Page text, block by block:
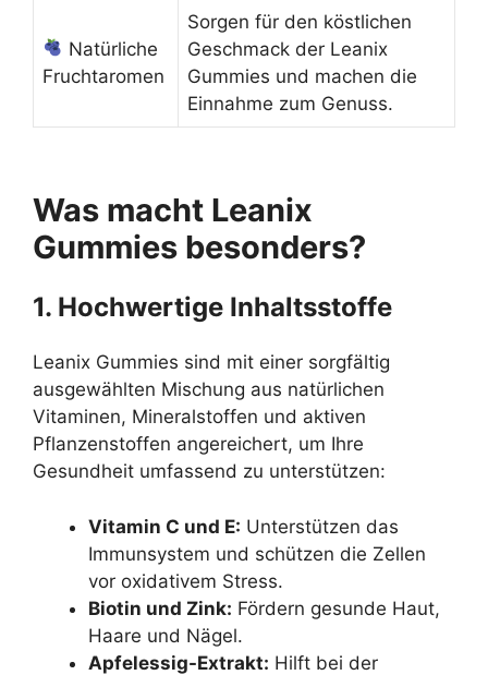
Natürliche
Fruchtaromen
Sorgen für den köstlichen
Geschmack der Leanix
Gummies und machen die
Einnahme zum Genuss.
Was macht Leanix
Gummies besonders?
1. Hochwertige Inhaltsstoffe
Leanix Gummies sind mit einer sorgfältig
ausgewählten Mischung aus natürlichen
Vitaminen, Mineralstoffen und aktiven
Pflanzenstoffen angereichert, um Ihre
Gesundheit umfassend zu unterstützen:
Vitamin C und E: Unterstützen das
Immunsystem und schützen die Zellen
vor oxidativem Stress.
Biotin und Zink: Fördern gesunde Haut,
Haare und Nägel.
Apfelessig-Extrakt: Hilft bei der